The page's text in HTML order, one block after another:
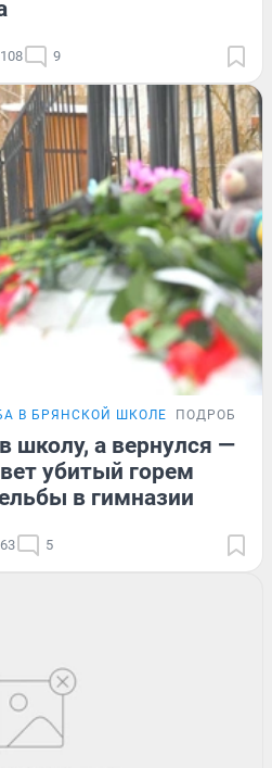
9
В БРЯНСКОЙ ШКОЛЕ
школу, а вернулся —
убитый горем
в гимназии
5